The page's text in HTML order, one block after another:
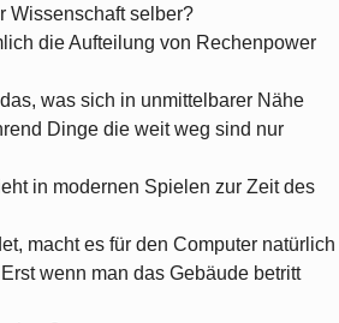
Wissenschaft selber?
die Aufteilung von Rechenpower
was sich in unmittelbarer Nähe
Dinge die weit weg sind nur
in modernen Spielen zur Zeit des
macht es für den Computer natürlich
wenn man das Gebäude betritt